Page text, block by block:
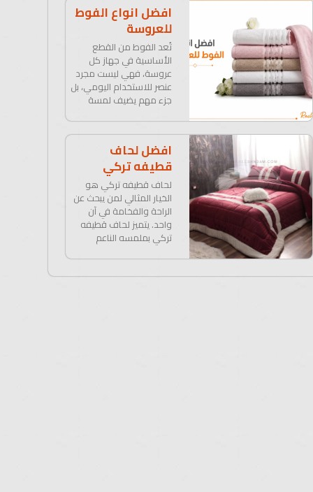
افضل انواع الفوط
للعروسة
تُعد الفوط من القطع
الأساسية في جهاز كل
عروسة، فهي ليست مجرد
عنصر للاستخدام اليومي، بل
جزء مهم يضيف لمسة
افضل لحاف
قطيفه تركي
لحاف قطيفه تركي هو
الخيار المثالي لمن يبحث عن
الراحة والفخامة في آن
واحد. يتميز لحاف قطيفه
تركي بملمسه الناعم